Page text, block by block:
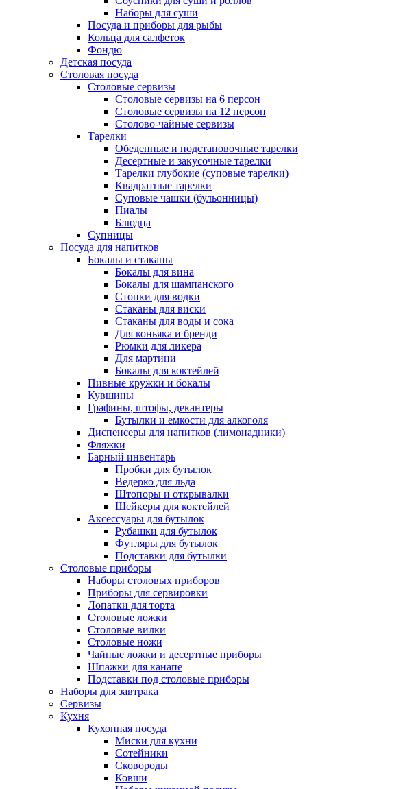
Наборы для суши
Посуда и приборы для рыбы
Кольца для салфеток
Фондю
Детская посуда
Столовая посуда
Столовые сервизы
Столовые сервизы на 6 персон
Столовые сервизы на 12 персон
Столово-чайные сервизы
Тарелки
Обеденные и подстановочные тарелки
Десертные и закусочные тарелки
Тарелки глубокие (суповые тарелки)
Квадратные тарелки
Суповые чашки (бульонницы)
Пиалы
Блюдца
Супницы
Посуда для напитков
Бокалы и стаканы
Бокалы для вина
Бокалы для шампанского
Стопки для водки
Стаканы для виски
Стаканы для воды и сока
Для коньяка и бренди
Рюмки для ликера
Для мартини
Бокалы для коктейлей
Пивные кружки и бокалы
Кувшины
Графины, штофы, декантеры
Бутылки и емкости для алкоголя
Диспенсеры для напитков (лимонадники)
Фляжки
Барный инвентарь
Пробки для бутылок
Ведерко для льда
Штопоры и открывалки
Шейкеры для коктейлей
Аксессуары для бутылок
Рубашки для бутылок
Футляры для бутылок
Подставки для бутылки
Столовые приборы
Наборы столовых приборов
Приборы для сервировки
Лопатки для торта
Столовые ложки
Столовые вилки
Столовые ножи
Чайные ложки и десертные приборы
Шпажки для канапе
Подставки под столовые приборы
Наборы для завтрака
Сервизы
Кухня
Кухонная посуда
Миски для кухни
Сотейники
Сковороды
Ковши